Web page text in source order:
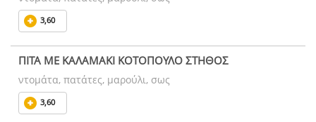
3,60
ΠΙΤΑ ΜΕ ΚΑΛΑΜΑΚΙ ΚΟΤΟΠΟΥΛΟ ΣΤΗΘΟΣ
ντομάτα, πατάτες, μαρούλι, σως
3,60